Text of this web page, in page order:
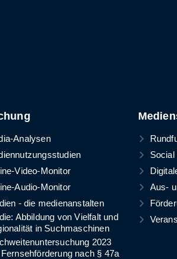
Analysen
Video-Monitor
Audio-Monitor
- die medienanstalten
Abbildung von Vielfalt und
in Suchmaschinen
2023
nach § 47a
Social
Aus-